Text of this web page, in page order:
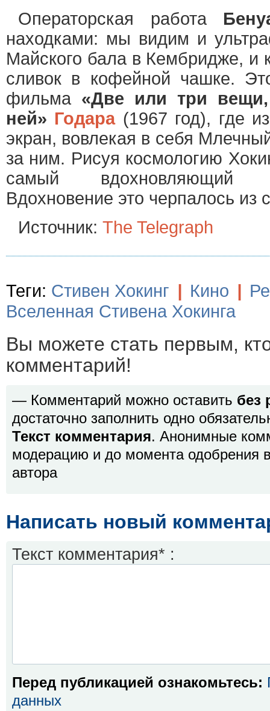
Операторская работа
находками: мы видим и
Майского бала в Кембридже, и
сливок в кофейной чашке.
фильма «Две или три
ней» Годара(1967 год), где
экран, вовлекая в себя
за ним. Рисуя космологию
самый
Вдохновение это черпалось из
Источник: The Telegraph
Теги: Стивен Хокинг | Кино |
Вселенная Стивена Хокинга
Вы можете стать первым,
комментарий!
— Комментарий можно оставить без
достаточно заполнить одно
Текст комментария. Анонимные
модерацию и до момента одобрения
автора
Написать новый
Текст комментария* :
Перед публикацией ознакомьтесь:
данных